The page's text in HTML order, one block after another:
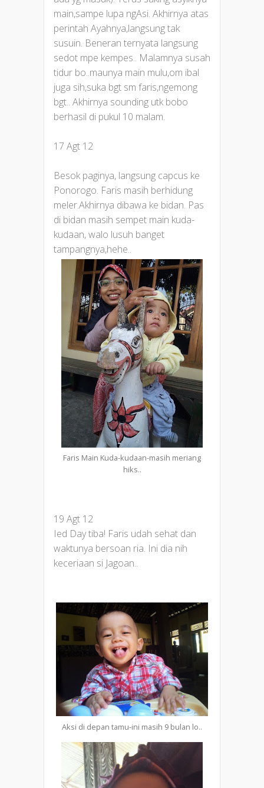
main,sampe lupa ngAsi. Akhirnya atas
perintah Ayahnya,langsung tak
susuin. Beneran ternyata langsung
sedot mpe kempes.. Malamnya susah
tidur bo..maunya main mulu,om ibal
juga sih,suka bgt sm faris,ngemong
bgt.. Akhirnya sounding utk bobo
berhasil di pukul 10 malam.
17 Agt 12
Besok paginya, langsung capcus ke
Ponorogo. Faris masih berhidung
meler.Akhirnya dibawa ke bidan. Pas
di bidan masih sempet main kuda-
kudaan, walo lusuh banget
tampangnya,hehe..
Faris Main Kuda-kudaan-masih meriang
hiks..
19 Agt 12
Ied Day tiba! Faris udah sehat dan
waktunya bersoan ria. Ini dia nih
keceriaan si Jagoan..
Aksi di depan tamu-ini masih 9 bulan lo..